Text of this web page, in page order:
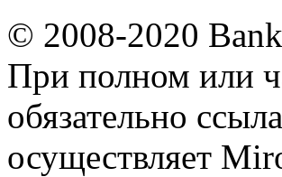
© 2008-2020
При полном или
обязательно
осуществляет